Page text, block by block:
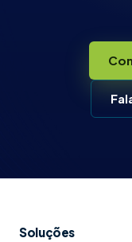
Soluções